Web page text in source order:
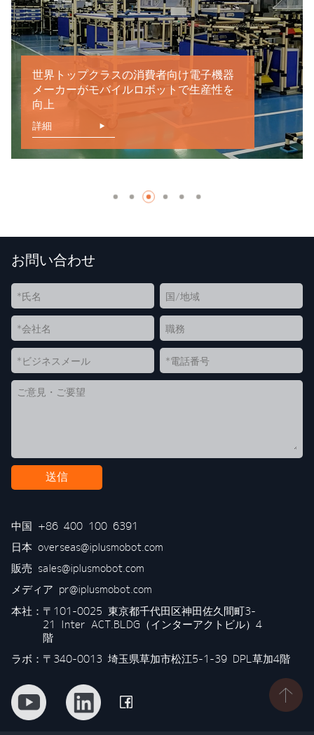
世界トップクラスの消費者向け電子機器
メーカーがモバイルロボットで生産性を
向上
詳細
お問い合わせ
送信
中国 +86 400 100 6391
日本 overseas@iplusmobot.com
販売 sales@iplusmobot.com
メディア pr@iplusmobot.com
本社： 〒101-0025 東京都千代田区神田佐久間町3-
21 Inter ACT.BLDG（インターアクトビル）4
階
ラボ：〒340-0013 埼玉県草加市松江5-1-39 DPL草加4階